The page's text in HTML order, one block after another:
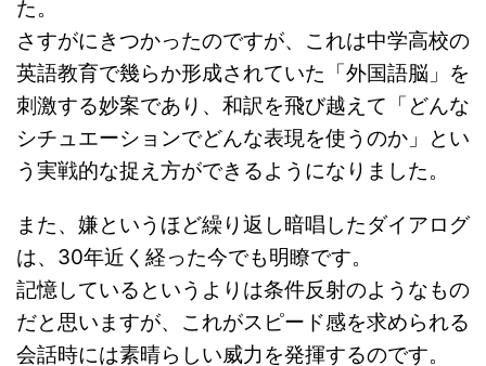
た。
さすがにきつかったのですが、これは中学高校の
英語教育で幾らか形成されていた「外国語脳」を
刺激する妙案であり、和訳を飛び越えて「どんな
シチュエーションでどんな表現を使うのか」とい
う実戦的な捉え方ができるようになりました。
また、嫌というほど繰り返し暗唱したダイアログ
は、30年近く経った今でも明瞭です。
記憶しているというよりは条件反射のようなもの
だと思いますが、これがスピード感を求められる
会話時には素晴らしい威力を発揮するのです。